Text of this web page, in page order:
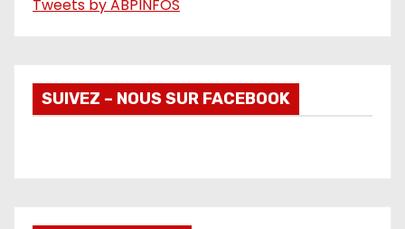
Tweets by ABPINFOS
SUIVEZ – NOUS SUR FACEBOOK